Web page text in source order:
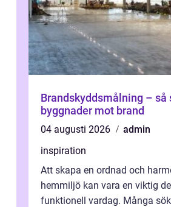
Brandskyddsmålning – så
byggnader mot brand
04 augusti 2026
admin
inspiration
Att skapa en ordnad och
hemmiljö kan vara en viktig
funktionell vardag. Många